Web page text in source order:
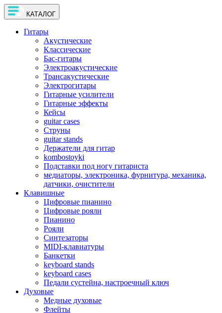
КАТАЛОГ
Гитары
Акустические
Классические
Бас-гитары
Электроакустические
Трансакустические
Электрогитары
Гитарные усилители
Гитарные эффекты
Кейсы
guitar cases
Струны
guitar stands
Держатели для гитар
kombostoyki
Подставки под ногу гитариста
медиаторы, электроника, фурнитура, механика,
датчики, очистители
Клавишные
Цифровые пианино
Цифровые рояли
Пианино
Рояли
Синтезаторы
MIDI-клавиатуры
Банкетки
keyboard stands
keyboard cases
Педали сустейна, настроечный ключ
Духовые
Медные духовые
Флейты